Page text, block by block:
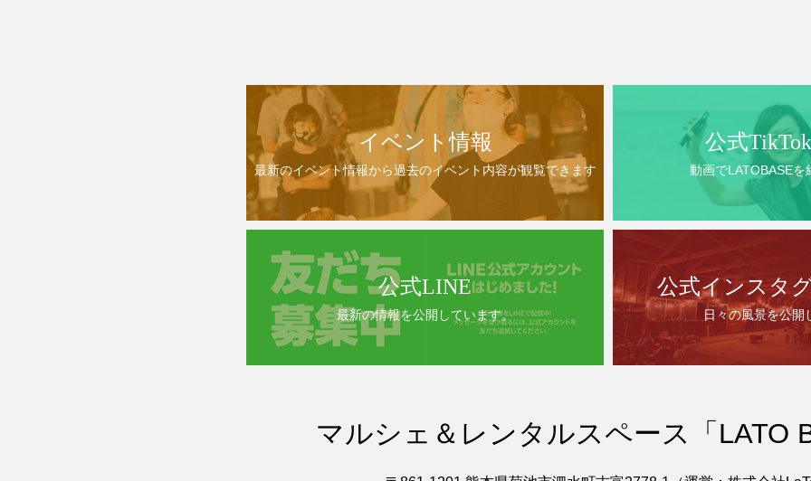
イベント情報
最新のイベント情報から過去のイベント内容が観覧できます
公式
動画でLATOBASEを
公式LINE
最新の情報を公開しています。
公式インスタ
日々の風景を公開
マルシェ＆レンタルスペース「LATO